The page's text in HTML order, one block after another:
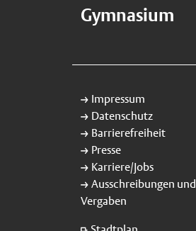
Gymnasium
Impressum
Datenschutz
Barrierefreiheit
Presse
Karriere/Jobs
Ausschreibungen und
Vergaben